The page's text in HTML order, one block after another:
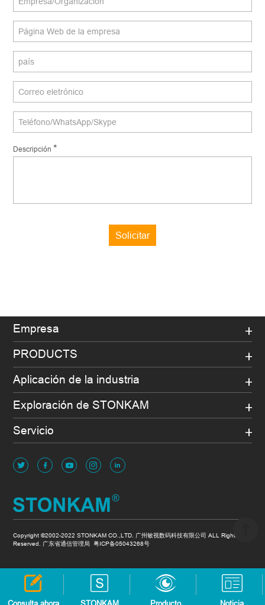
Descripción *
Solicitar
Empresa
PRODUCTS
Aplicación de la industria
Exploración de STONKAM
Servicio
Copyright ©2002-2022 STONKAM CO.,LTD. 广州敏视数码科技有限公司 ALL Rights
Reserved. 广东省通信管理局粤ICP备05043268号